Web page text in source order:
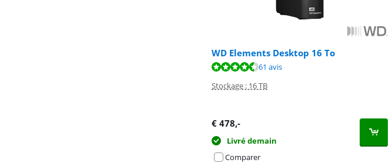
WD Elements Desktop 16 To
La note est de 8,8 sur 10, basée sur 61 avis.
61 avis
Stockage : 16 TB
€ 478,-
Livré demain
Comparer